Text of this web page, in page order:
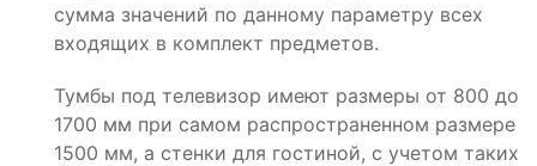
сумма значений по данному параметру всех
входящих в комплект предметов.
Тумбы под телевизор имеют размеры от 800 до
1700 мм при самом распространенном размере
1500 мм, а стенки для гостиной, с учетом таких